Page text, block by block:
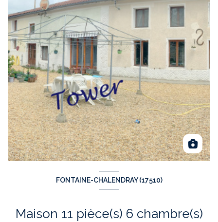
FONTAINE-CHALENDRAY (17510)
Maison 11 pièce(s) 6 chambre(s)